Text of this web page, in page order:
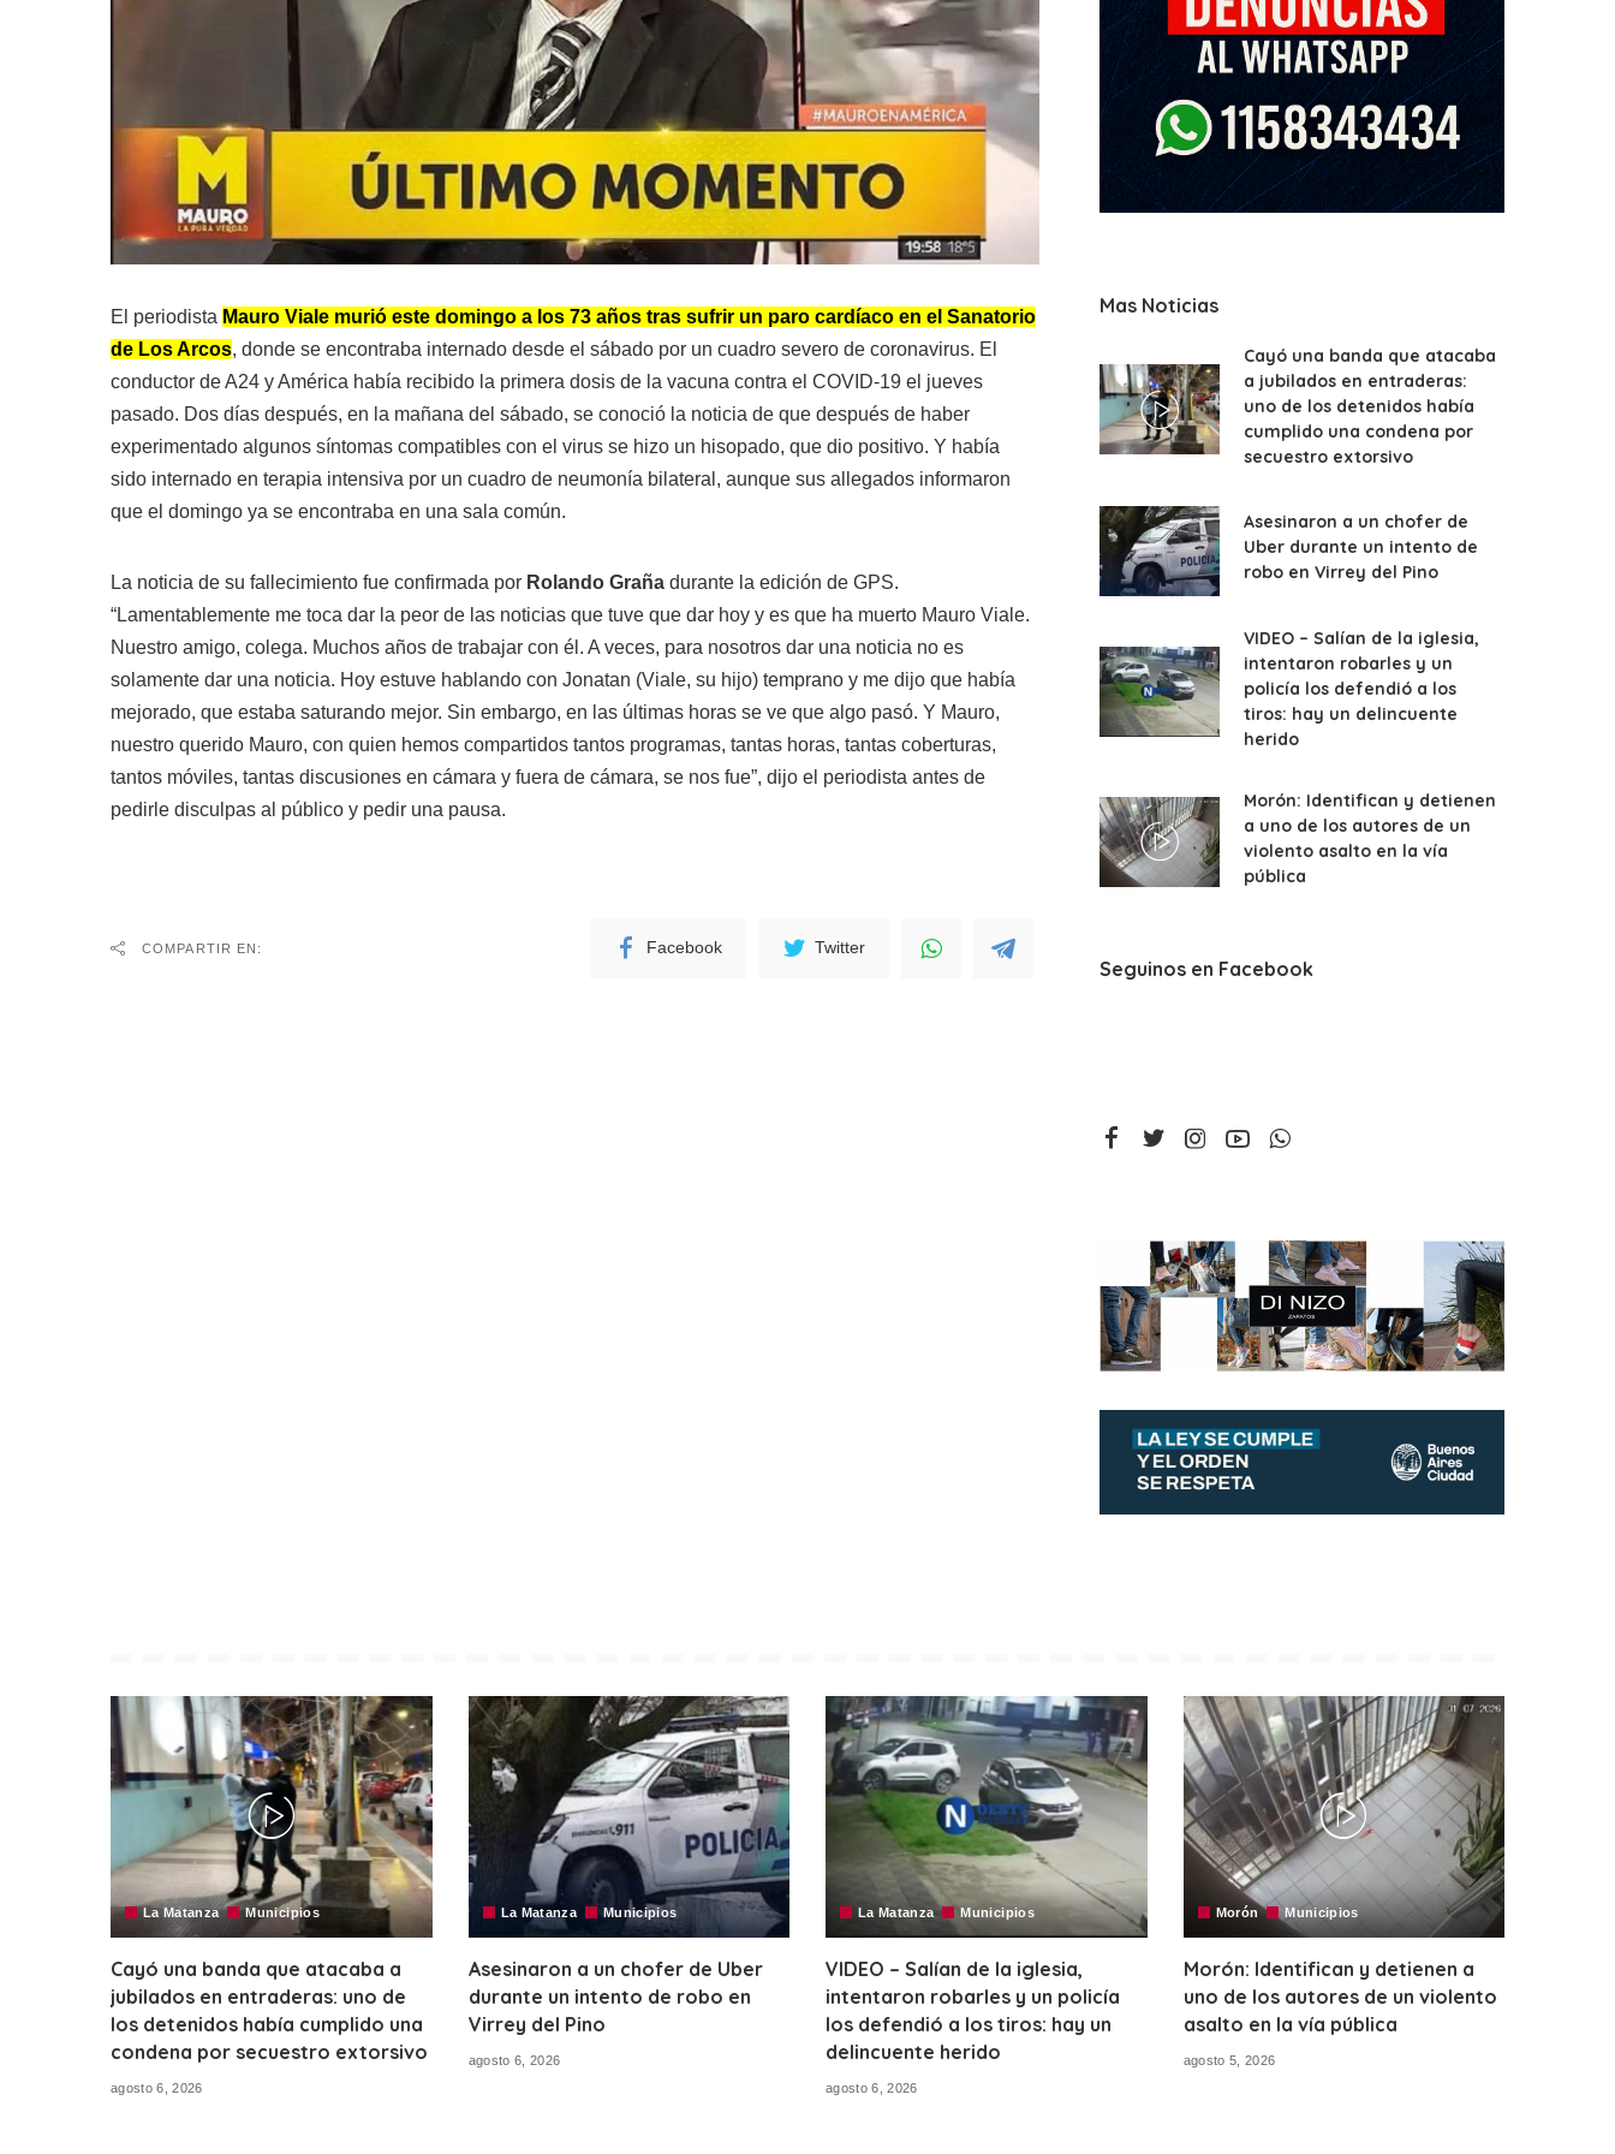
El periodista Mauro Viale murió este domingo a los 73 años tras sufrir un paro cardíaco en el Sanatorio
de Los Arcos, donde se encontraba internado desde el sábado por un cuadro severo de coronavirus. El
conductor de A24 y América había recibido la primera dosis de la vacuna contra el COVID-19 el jueves
pasado. Dos días después, en la mañana del sábado, se conoció la noticia de que después de haber
experimentado algunos síntomas compatibles con el virus se hizo un hisopado, que dio positivo. Y había
sido internado en terapia intensiva por un cuadro de neumonía bilateral, aunque sus allegados informaron
que el domingo ya se encontraba en una sala común.
La noticia de su fallecimiento fue confirmada por Rolando Graña durante la edición de GPS.
“Lamentablemente me toca dar la peor de las noticias que tuve que dar hoy y es que ha muerto Mauro Viale.
Nuestro amigo, colega. Muchos años de trabajar con él. A veces, para nosotros dar una noticia no es
solamente dar una noticia. Hoy estuve hablando con Jonatan (Viale, su hijo) temprano y me dijo que había
mejorado, que estaba saturando mejor. Sin embargo, en las últimas horas se ve que algo pasó. Y Mauro,
nuestro querido Mauro, con quien hemos compartidos tantos programas, tantas horas, tantas coberturas,
tantos móviles, tantas discusiones en cámara y fuera de cámara, se nos fue”, dijo el periodista antes de
pedirle disculpas al público y pedir una pausa.
COMPARTIR EN: Facebook Twitter
Mas Noticias
Cayó una banda que atacaba
a jubilados en entraderas:
uno de los detenidos había
cumplido una condena por
secuestro extorsivo
Asesinaron a un chofer de
Uber durante un intento de
robo en Virrey del Pino
VIDEO – Salían de la iglesia,
intentaron robarles y un
policía los defendió a los
tiros: hay un delincuente
herido
Morón: Identifican y detienen
a uno de los autores de un
violento asalto en la vía
pública
Seguinos en Facebook
La Matanza Municipios
Cayó una banda que atacaba a
jubilados en entraderas: uno de
los detenidos había cumplido una
condena por secuestro extorsivo
agosto 6, 2026
La Matanza Municipios
Asesinaron a un chofer de Uber
durante un intento de robo en
Virrey del Pino
agosto 6, 2026
La Matanza Municipios
VIDEO – Salían de la iglesia,
intentaron robarles y un policía
los defendió a los tiros: hay un
delincuente herido
agosto 6, 2026
Morón Municipios
Morón: Identifican y detienen a
uno de los autores de un violento
asalto en la vía pública
agosto 5, 2026